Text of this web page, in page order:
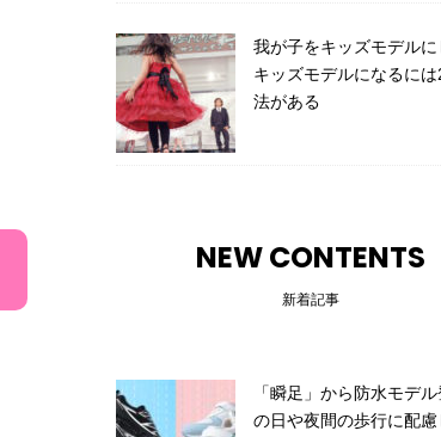
我が子をキッズモデルに
キッズモデルになるに
法がある
NEW CONTENTS
新着記事
「瞬足」から防水モデ
の日や夜間の歩行に配慮